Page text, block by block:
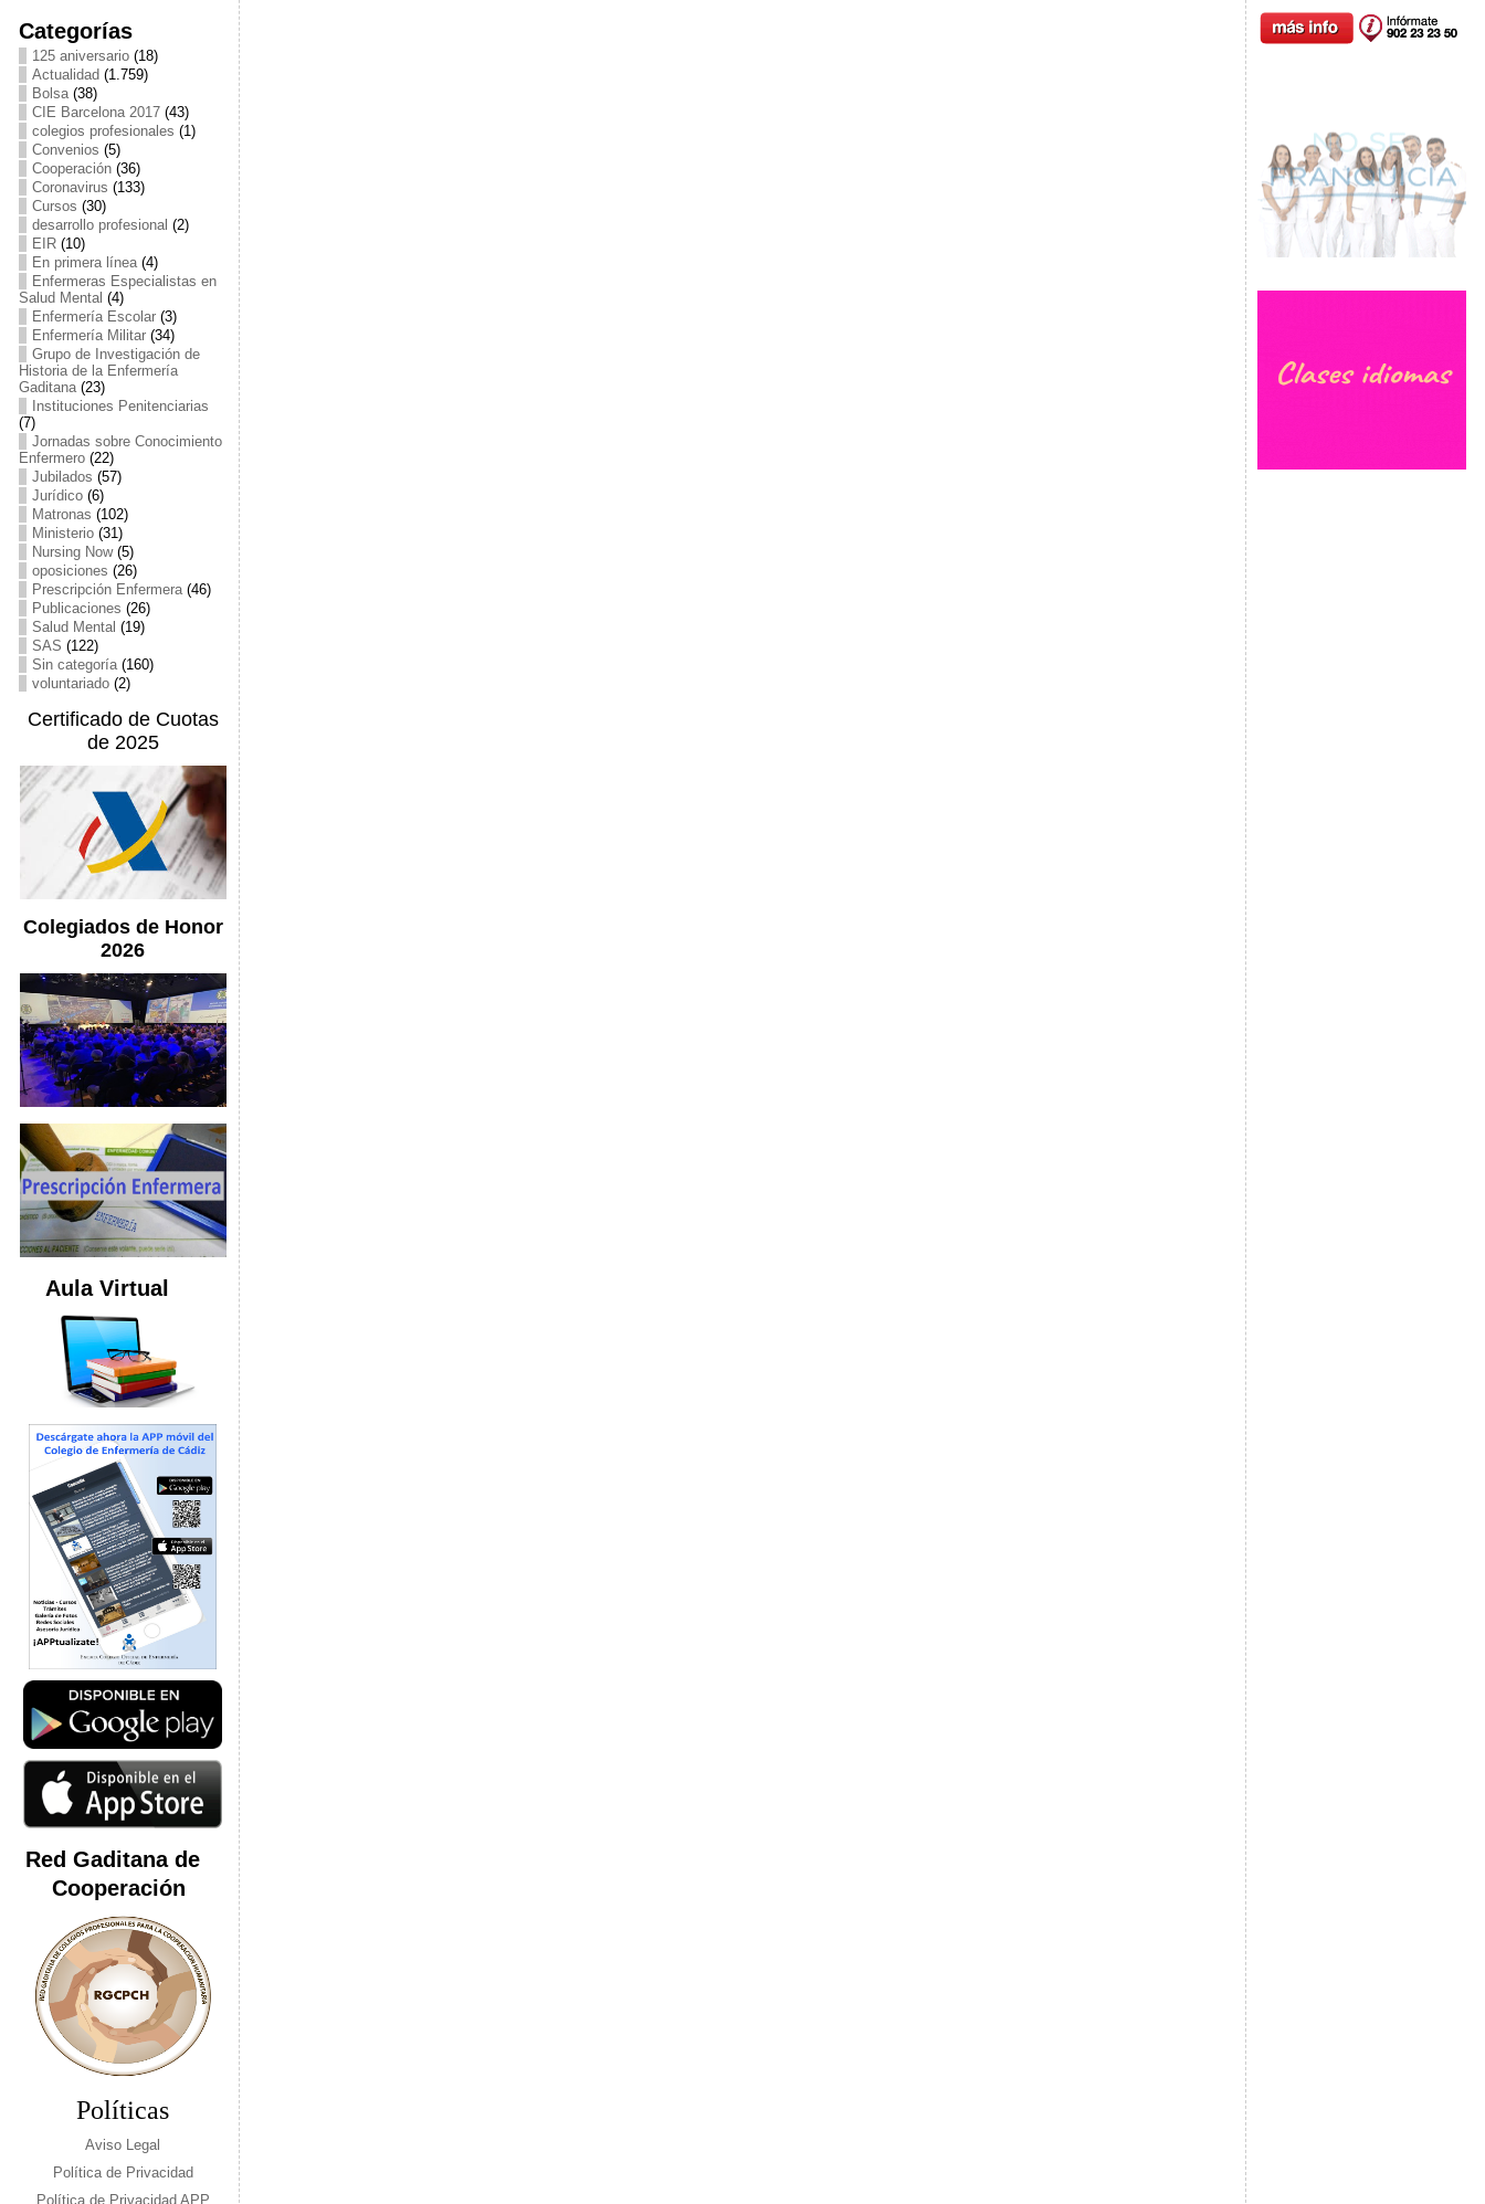
Categorías
125 aniversario(18)
Actualidad (1.759)
Bolsa(38)
CIE Barcelona 2017(43)
colegios profesionales (1)
Convenios (5)
Cooperación(36)
Coronavirus (133)
Cursos (30)
desarrollo profesional (2)
EIR(10)
En primera línea(4)
Enfermeras Especialistas en
Salud Mental (4)
Enfermería Escolar(3)
Enfermería Militar(34)
Grupo de Investigación de
Historia de la Enfermería
Gaditana(23)
Instituciones Penitenciarias
(7)
Jornadas sobre Conocimiento
Enfermero(22)
Jubilados (57)
Jurídico(6)
Matronas (102)
Ministerio(31)
Nursing Now(5)
oposiciones (26)
Prescripción Enfermera(46)
Publicaciones (26)
Salud Mental (19)
SAS (122)
Sin categoría(160)
voluntariado(2)
Certificado de Cuotas
de 2025
Colegiados de Honor
2026
Aula Virtual
Red Gaditana de
Cooperación
Políticas
Aviso Legal
Política de Privacidad
Política de Privacidad APP